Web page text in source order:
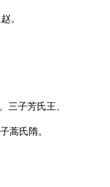
。
三子芳氏王、
子蒿氏隋。